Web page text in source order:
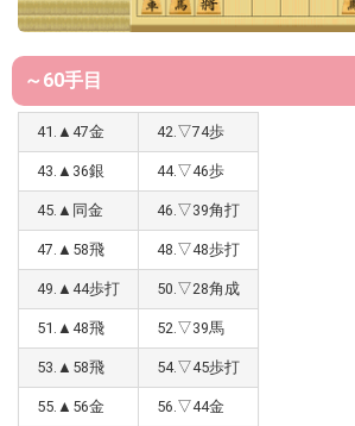
～60手目
41.▲47金 42.▽74歩
43.▲36銀 44.▽46歩
45.▲同金 46.▽39角打
47.▲58飛 48.▽48歩打
49.▲44歩打 50.▽28角成
51.▲48飛 52.▽39馬
53.▲58飛 54.▽45歩打
55.▲56金 56.▽44金